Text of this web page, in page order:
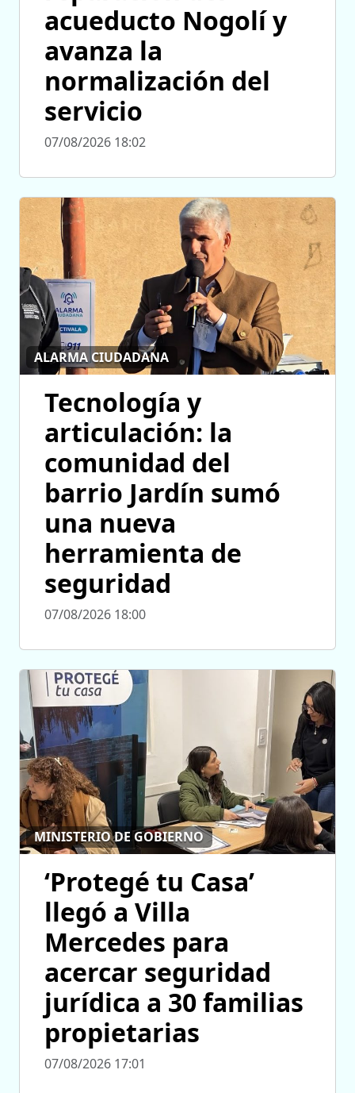
acueducto Nogolí y
avanza la
normalización del
servicio
07/08/2026 18:02
ALARMA CIUDADANA
Tecnología y
articulación: la
comunidad del
barrio Jardín sumó
una nueva
herramienta de
seguridad
07/08/2026 18:00
MINISTERIO DE GOBIERNO
‘Protegé tu Casa’
llegó a Villa
Mercedes para
acercar seguridad
jurídica a 30 familias
propietarias
07/08/2026 17:01